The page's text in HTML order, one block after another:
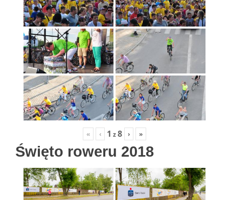
« ‹ 1 z8 › »
Święto roweru 2018